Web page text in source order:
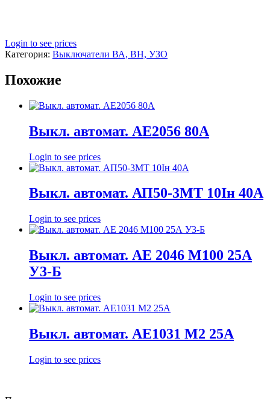
Login to see prices
Категория: Выключатели ВА, ВН, УЗО
Похожие
Выкл. автомат. АЕ2056 80А
Login to see prices
Выкл. автомат. АП50-3МТ 10Iн 40А
Login to see prices
Выкл. автомат. АЕ 2046 М100 25А
У3-Б
Login to see prices
Выкл. автомат. АЕ1031 М2 25А
Login to see prices